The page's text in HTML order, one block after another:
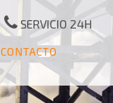
SERVICIO 24H
CONTACTO